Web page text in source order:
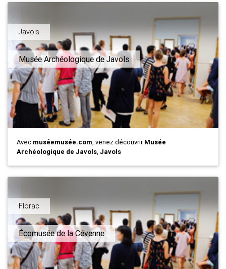
Javols
Musée Archéologique de Javols
Avec muséemusée.com, venez découvrirMusée
Archéologique de Javols, Javols
Florac
Écomusée de la Cévenne